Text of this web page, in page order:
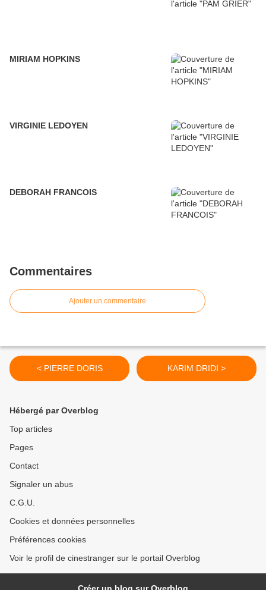
MIRIAM HOPKINS
VIRGINIE LEDOYEN
DEBORAH FRANCOIS
Commentaires
Ajouter un commentaire
< PIERRE DORIS KARIM DRIDI >
Hébergé par Overblog
Top articles
Pages
Contact
Signaler un abus
C.G.U.
Cookies et données personnelles
Préférences cookies
Voir le profil de cinestranger sur le portail Overblog